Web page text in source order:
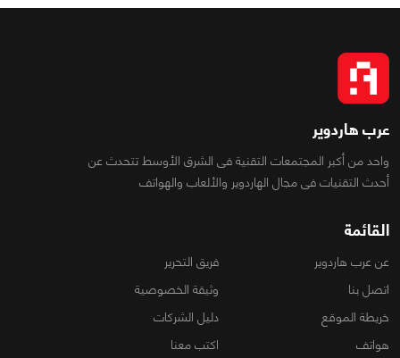
عرب هاردوير
واحد من أكبر المجتمعات التقنية فى الشرق الأوسط تتحدث عن
أحدث التقنيات فى مجال الهاردوير والألعاب والهواتف
القائمة
عن عرب هاردوير
فريق التحرير
اتصل بنا
وثيقة الخصوصية
خريطة الموقع
دليل الشركات
هواتف
اكتب معنا